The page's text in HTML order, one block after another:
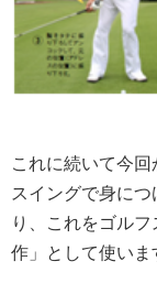
これに続いて今
スイングで身に
り、これをゴル
作」として使いま